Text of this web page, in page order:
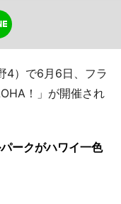
4）で6月6日、フラ
！」が開催され
ークがハワイ一色